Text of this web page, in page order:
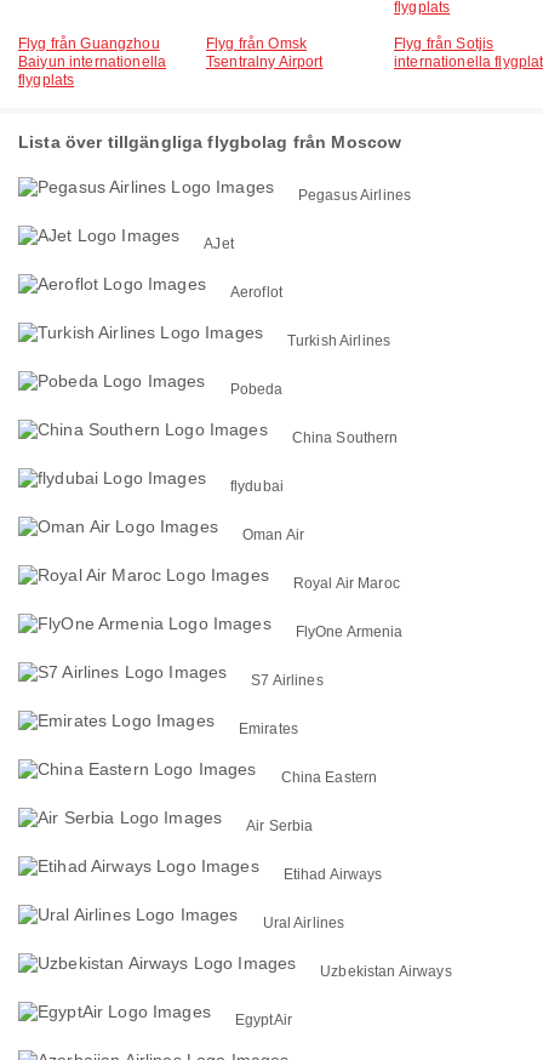
flygplats
Flyg från Guangzhou
Baiyun internationella
flygplats
Flyg från Omsk
Tsentralny Airport
Flyg från Sotjis
internationella
Lista över tillgängliga flygbolag från Moscow
Pegasus Airlines
AJet
Aeroflot
Turkish Airlines
Pobeda
China Southern
flydubai
Oman Air
Royal Air Maroc
FlyOne Armenia
S7 Airlines
Emirates
China Eastern
Air Serbia
Etihad Airways
Ural Airlines
Uzbekistan Airways
EgyptAir